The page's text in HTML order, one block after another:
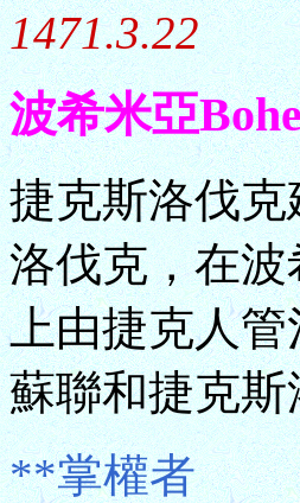
1471.3.22
波希米亞
捷克斯洛伐克
洛伐克，在
上由捷克人
蘇聯和捷克
**掌權者